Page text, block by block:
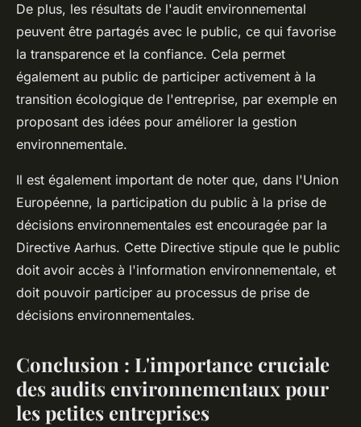
De plus, les résultats de l'audit environnemental
peuvent être partagés avec le public, ce qui favorise
la transparence et la confiance. Cela permet
également au public de participer activement à la
transition écologique de l'entreprise, par exemple en
proposant des idées pour améliorer la gestion
environnementale.
Il est également important de noter que, dans l'Union
Européenne, la participation du public à la prise de
décisions environnementales est encouragée par la
Directive Aarhus. Cette Directive stipule que le public
doit avoir accès à l'information environnementale, et
doit pouvoir participer au processus de prise de
décisions environnementales.
Conclusion : L'importance cruciale
des audits environnementaux pour
les petites entreprises